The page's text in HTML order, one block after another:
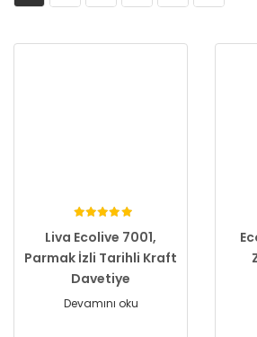
Liva Ecolive 7001,
Parmak İzli Tarihli Kraft
Davetiye
Devamını oku